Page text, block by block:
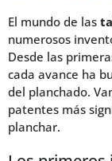
El mundo de las
numerosos
Desde las
cada avance ha
del planchado.
patentes más
planchar.